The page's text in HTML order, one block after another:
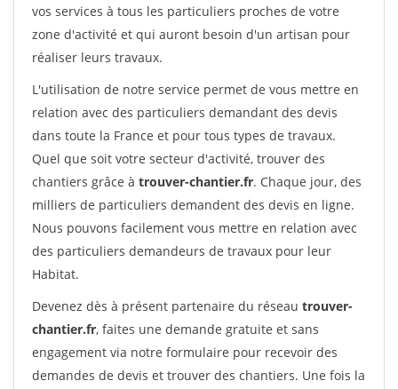
vos services à tous les particuliers proches de votre
zone d'activité et qui auront besoin d'un artisan pour
réaliser leurs travaux.
L'utilisation de notre service permet de vous mettre en
relation avec des particuliers demandant des devis
dans toute la France et pour tous types de travaux.
Quel que soit votre secteur d'activité, trouver des
chantiers grâce à trouver-chantier.fr. Chaque jour, des
milliers de particuliers demandent des devis en ligne.
Nous pouvons facilement vous mettre en relation avec
des particuliers demandeurs de travaux pour leur
Habitat.
Devenez dès à présent partenaire du réseau trouver-
chantier.fr, faites une demande gratuite et sans
engagement via notre formulaire pour recevoir des
demandes de devis et trouver des chantiers. Une fois la